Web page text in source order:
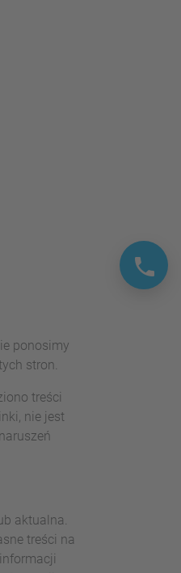
ponosimy
stron.
treści
nie jest
aktualna.
treści na